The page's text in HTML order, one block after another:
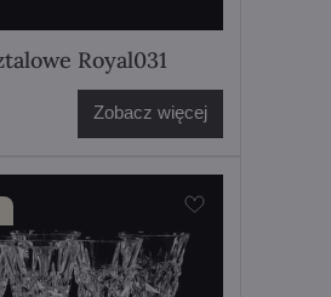
Royal031
Zobacz więcej